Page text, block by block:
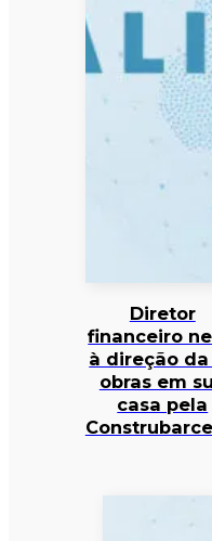
Diretor
financeiro
à direção da
obras em
casa pela